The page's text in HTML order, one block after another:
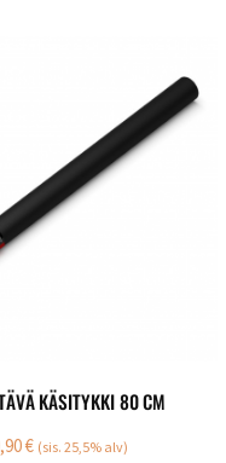
KÄSITYKKI 80 CM
€ (sis. 25,5% alv)